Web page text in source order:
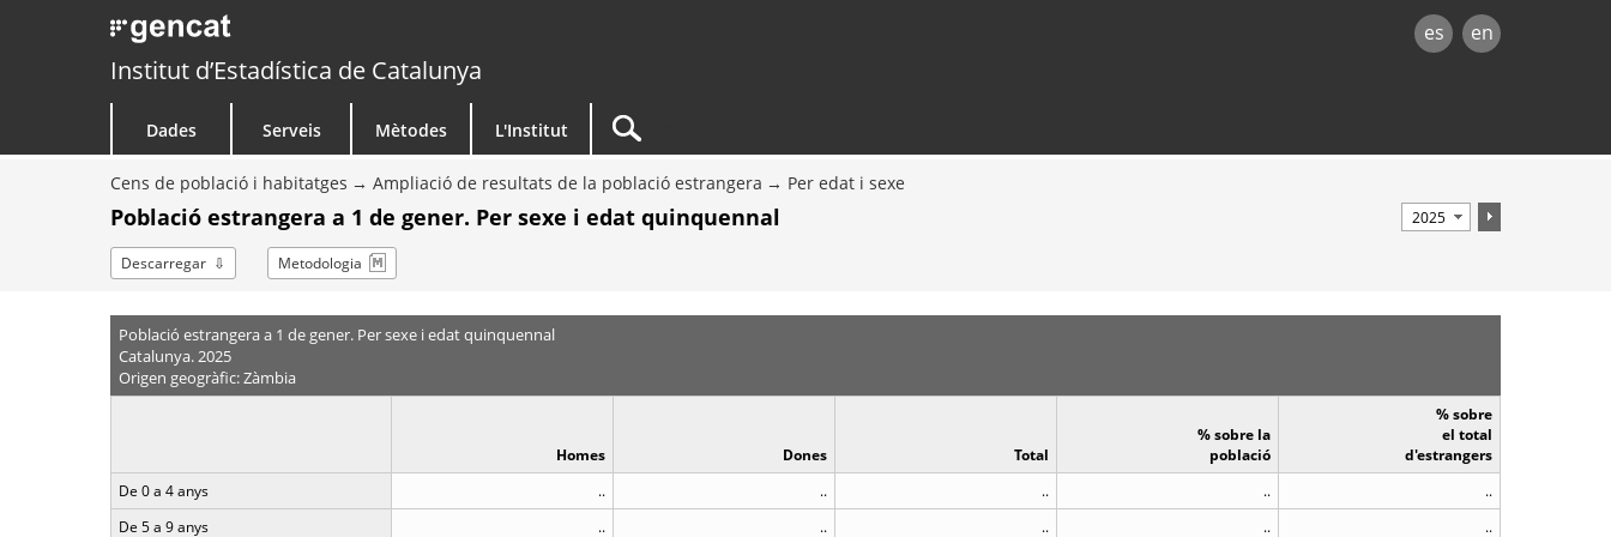
es en
Institut d’Estadística de Catalunya
Dades Serveis Mètodes L'Institut
Cens de població i habitatges Ampliació de resultats de la població estrangera Per edat i sexe
Població estrangera a 1 de gener. Per sexe i edat quinquennal
Descarregar Metodologia
Població estrangera a 1 de gener. Per sexe i edat quinquennal
Catalunya. 2025
Origen geogràfic: Zàmbia
Homes Dones Total
% sobre la
població
% sobre
el total
d'estrangers
De 0 a 4 anys
.. .. .. ..
..
De 5 a 9 anys
.. .. .. ..
..